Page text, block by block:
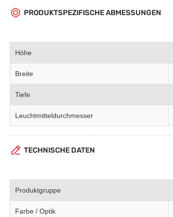
PRODUKTSPEZIFISCHE ABMESSUNGEN
Höhe
Breite
Tiefe
Leuchtmitteldurchmesser
TECHNISCHE DATEN
Produktgruppe
Farbe / Optik